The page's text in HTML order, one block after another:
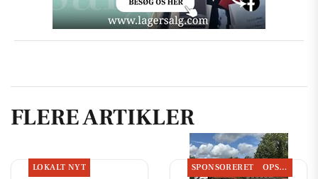
FLERE ARTIKLER
LOKALT NYT SPONSORERET OPSLAGSTAVLEN